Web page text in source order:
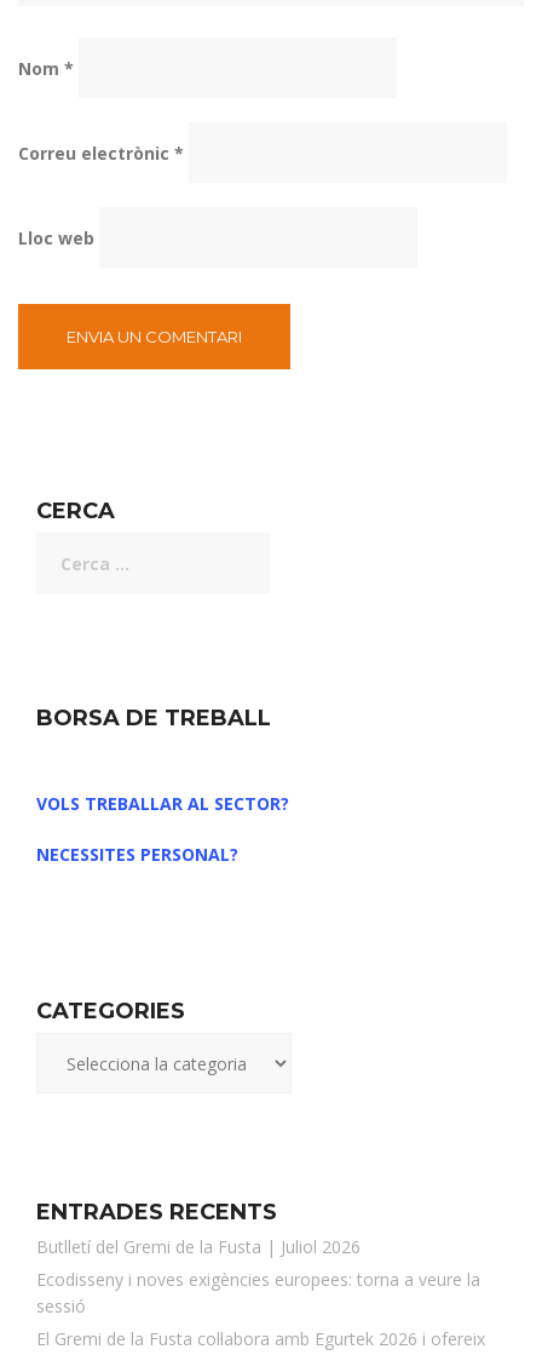
Nom *
Correu electrònic *
Lloc web
CERCA
BORSA DE TREBALL
VOLS TREBALLAR AL SECTOR?
NECESSITES PERSONAL?
CATEGORIES
ENTRADES RECENTS
Butlletí del Gremi de la Fusta | Juliol 2026
Ecodisseny i noves exigències europees: torna a veure la
sessió
El Gremi de la Fusta col·labora amb Egurtek 2026 i ofereix